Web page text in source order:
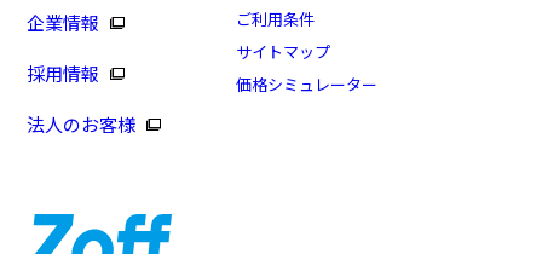
企業情報
採用情報
法人のお客様
ご利用条件
サイトマップ
価格シミュレーター